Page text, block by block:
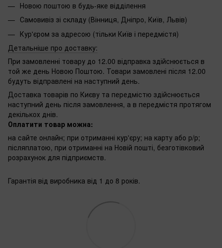
Новою поштою в будь-яке відділення
Самовивіз зі складу (Вінниця, Дніпро, Київ, Львів)
Кур'єром за адресою (тільки Київ і передмістя)
Детальніше про доставку:
При замовленні товару до 12.00 відправка здійснюється в
той же день Новою Поштою. Товари замовлені після 12.00
будуть відправлені на наступний день.
Доставка товарів по Києву та передмістю здійснюється
наступний день після замовлення, а в передмістя протягом
декількох днів.
Оплатити товар можна:
на сайте онлайн; при отриманні кур'єру; на карту або р/р;
післяплатою, при отриманні на Новій пошті, безготівковий
розрахунок для підприємств.
Гарантія від виробника від 1 до 8 років.